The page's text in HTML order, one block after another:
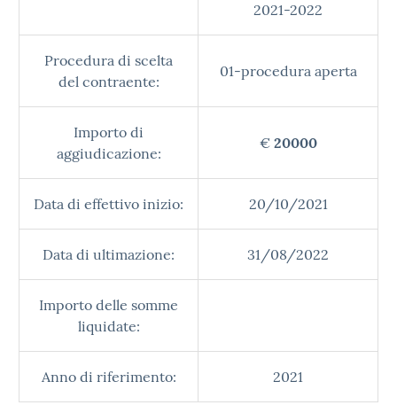
2021-2022
Procedura di scelta
del contraente:
01-procedura aperta
Importo di
aggiudicazione:
€ 20000
Data di effettivo inizio: 20/10/2021
Data di ultimazione: 31/08/2022
Importo delle somme
liquidate:
Anno di riferimento: 2021